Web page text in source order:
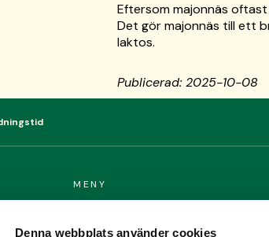
Denna webbplats använder cookies
Eftersom majonnäs
Det gör majonnäs till ett
laktos.
Publicerad: 2025-10-08
MENY